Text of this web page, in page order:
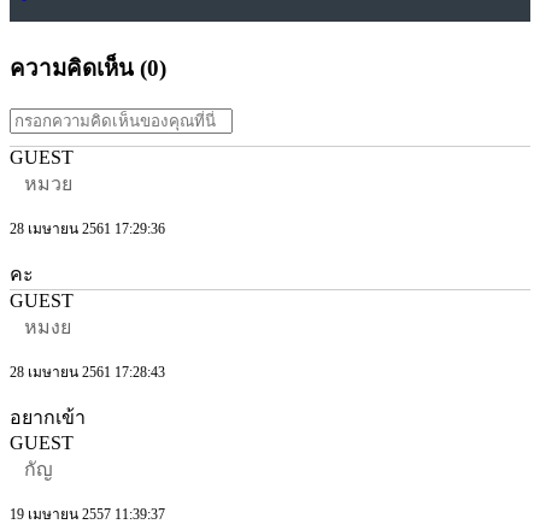
ความคิดเห็น (0)
GUEST
หมวย
28 เมษายน 2561 17:29:36
คะ
GUEST
หมงย
28 เมษายน 2561 17:28:43
อยากเข้า
GUEST
กัญ
19 เมษายน 2557 11:39:37